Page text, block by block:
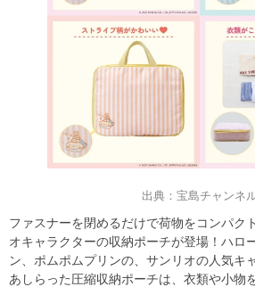
出典：宝島チャンネ
ファスナーを閉めるだけで荷物をコンパク
オキャラクターの収納ポーチが登場！ハロ
ン、ポムポムプリンの、サンリオの人気キ
あしらった圧縮収納ポーチは、衣類や小物